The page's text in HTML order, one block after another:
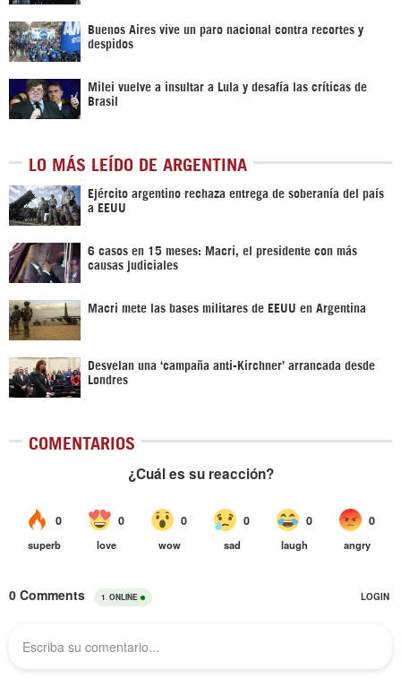
Buenos Aires vive un paro nacional contra recortes y
despidos
Milei vuelve a insultar a Lula y desafía las críticas de
Brasil
LO MÁS LEÍDO DE ARGENTINA
Ejército argentino rechaza entrega de soberanía del país
a EEUU
6 casos en 15 meses: Macri, el presidente con más
causas judiciales
Macri mete las bases militares de EEUU en Argentina
Desvelan una ‘campaña anti-Kirchner’ arrancada desde
Londres
COMENTARIOS